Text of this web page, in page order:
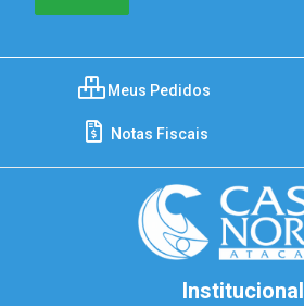
Meus Pedidos
Notas Fiscais
Institucional